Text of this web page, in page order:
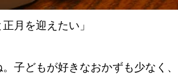
月を迎えたい」
子どもが好きなおかずも少なく、